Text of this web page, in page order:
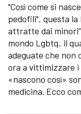
"Così come si
pedofili", questa la
attratte dai
mondo Lgbtq, il
adeguate che non
ora a vittimizzare
«nascono così»
medicina. Ecco